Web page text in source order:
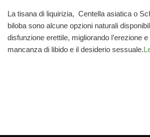
La tisana di liquirizia, Centella asiatica o
biloba sono alcune opzioni naturali
disfunzione erettile, migliorando l’erezione
mancanza di libido e il desiderio sessuale.